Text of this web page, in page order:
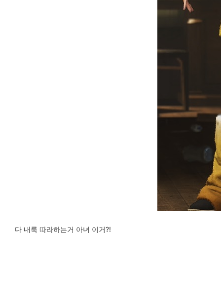
다 내룩 따라하는거 아녀 이거?!